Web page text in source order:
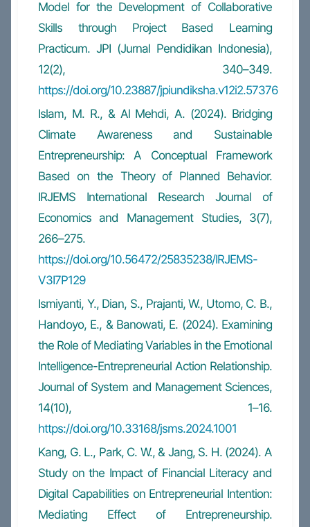
Model for the Development of Collaborative
Skills through Project Based Learning
Practicum. JPI (Jurnal Pendidikan Indonesia),
12(2), 340–349.
https://doi.org/10.23887/jpiundiksha.v12i2.57376
Islam, M. R., & Al Mehdi, A. (2024). Bridging
Climate Awareness and Sustainable
Entrepreneurship: A Conceptual Framework
Based on the Theory of Planned Behavior.
IRJEMS International Research Journal of
Economics and Management Studies, 3(7),
266–275.
https://doi.org/10.56472/25835238/IRJEMS-
V3I7P129
Ismiyanti, Y., Dian, S., Prajanti, W., Utomo, C. B.,
Handoyo, E., & Banowati, E. (2024). Examining
the Role of Mediating Variables in the Emotional
Intelligence-Entrepreneurial Action Relationship.
Journal of System and Management Sciences,
14(10), 1–16.
https://doi.org/10.33168/jsms.2024.1001
Kang, G. L., Park, C. W., & Jang, S. H. (2024). A
Study on the Impact of Financial Literacy and
Digital Capabilities on Entrepreneurial Intention:
Mediating Effect of Entrepreneurship.